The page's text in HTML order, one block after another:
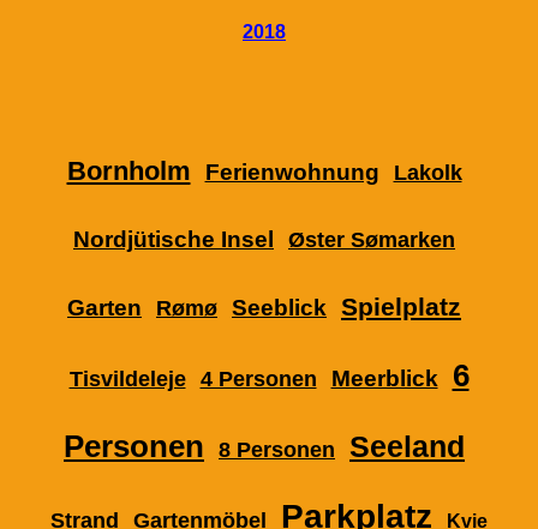
2018
Bornholm Ferienwohnung Lakolk
Nordjütische Insel Øster Sømarken
Garten Rømø Seeblick Spielplatz
Tisvildeleje 4 Personen Meerblick 6
Personen 8 Personen Seeland
Strand Gartenmöbel Parkplatz Kvie